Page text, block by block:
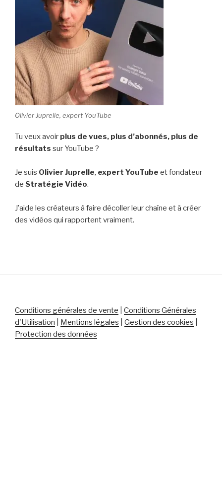
Olivier Juprelle, expert YouTube
Tu veux avoir plus de vues, plus d’abonnés, plus de
résultats sur YouTube ?
Je suis Olivier Juprelle, expert YouTube et fondateur
de Stratégie Vidéo.
J’aide les créateurs à faire décoller leur chaîne et à créer
des vidéos qui rapportent vraiment.
Conditions générales de vente
Conditions Générales
d'Utilisation
Mentions légales Gestion des cookies
Protection des données